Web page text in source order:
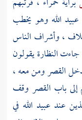
عبيد الله وهو يخطب
، وأشراف الناس
النظارة يقولون
القصر ومن معه ،
إلى باب القصر وقف
عند عبيد الله في